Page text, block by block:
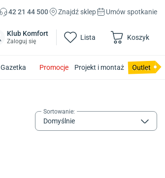
42 21 44 500 Znajdź sklep Umów spotkanie
Klub Komfort
Zaloguj się Lista Koszyk
Gazetka Promocje Projekt i montaż
Sortowanie:
Domyślnie